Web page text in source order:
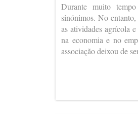
Durante muito
sinónimos. No
as atividades agrícola
na economia e no
associação deixou de